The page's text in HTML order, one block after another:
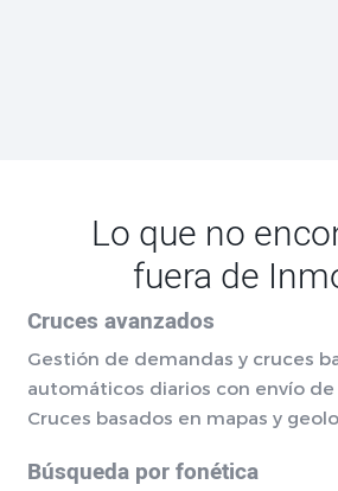
Lo que no
fuera de
Cruces avanzados
Gestión de demandas y cruces
automáticos diarios con envío de
Cruces basados en mapas y
Búsqueda por fonética